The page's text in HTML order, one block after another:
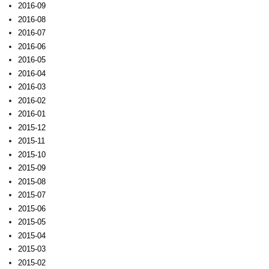
2016-09
2016-08
2016-07
2016-06
2016-05
2016-04
2016-03
2016-02
2016-01
2015-12
2015-11
2015-10
2015-09
2015-08
2015-07
2015-06
2015-05
2015-04
2015-03
2015-02